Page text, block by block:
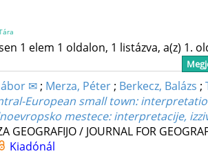
1 elem 1 oldalon, 1 listázva, a(z) 1.
✉; Merza, Péter; Berkecz, Balázs ;
European small town:
mestece: interpretacije,
GEOGRAFIJO / JOURNAL FOR
Kiadónál